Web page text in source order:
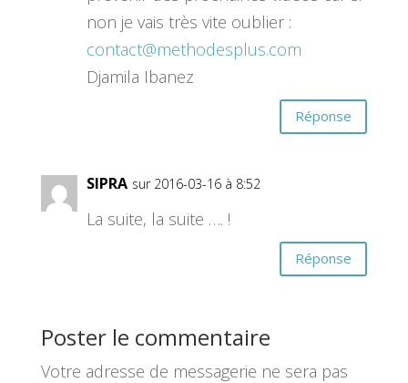
non je vais très vite oublier :
contact@methodesplus.com
Djamila Ibanez
Réponse
SIPRA sur 2016-03-16 à 8:52
La suite, la suite …. !
Réponse
Poster le commentaire
Votre adresse de messagerie ne sera pas